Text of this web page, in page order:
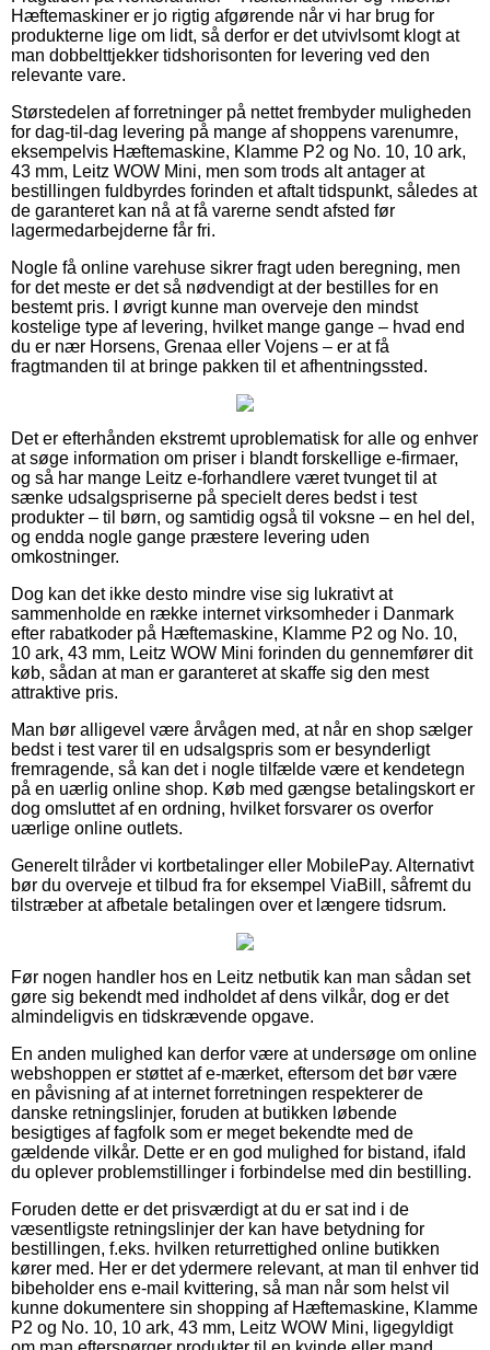
Hæftemaskiner er jo rigtig afgørende når vi har brug for
produkterne lige om lidt, så derfor er det utvivlsomt klogt at
man dobbelttjekker tidshorisonten for levering ved den
relevante vare.
Størstedelen af forretninger på nettet frembyder muligheden
for dag-til-dag levering på mange af shoppens varenumre,
eksempelvis Hæftemaskine, Klamme P2 og No. 10, 10 ark,
43 mm, Leitz WOW Mini, men som trods alt antager at
bestillingen fuldbyrdes forinden et aftalt tidspunkt, således at
de garanteret kan nå at få varerne sendt afsted før
lagermedarbejderne får fri.
Nogle få online varehuse sikrer fragt uden beregning, men
for det meste er det så nødvendigt at der bestilles for en
bestemt pris. I øvrigt kunne man overveje den mindst
kostelige type af levering, hvilket mange gange – hvad end
du er nær Horsens, Grenaa eller Vojens – er at få
fragtmanden til at bringe pakken til et afhentningssted.
Det er efterhånden ekstremt uproblematisk for alle og enhver
at søge information om priser i blandt forskellige e-firmaer,
og så har mange Leitz e-forhandlere været tvunget til at
sænke udsalgspriserne på specielt deres bedst i test
produkter – til børn, og samtidig også til voksne – en hel del,
og endda nogle gange præstere levering uden
omkostninger.
Dog kan det ikke desto mindre vise sig lukrativt at
sammenholde en række internet virksomheder i Danmark
efter rabatkoder på Hæftemaskine, Klamme P2 og No. 10,
10 ark, 43 mm, Leitz WOW Mini forinden du gennemfører dit
køb, sådan at man er garanteret at skaffe sig den mest
attraktive pris.
Man bør alligevel være årvågen med, at når en shop sælger
bedst i test varer til en udsalgspris som er besynderligt
fremragende, så kan det i nogle tilfælde være et kendetegn
på en uærlig online shop. Køb med gængse betalingskort er
dog omsluttet af en ordning, hvilket forsvarer os overfor
uærlige online outlets.
Generelt tilråder vi kortbetalinger eller MobilePay. Alternativt
bør du overveje et tilbud fra for eksempel ViaBill, såfremt du
tilstræber at afbetale betalingen over et længere tidsrum.
Før nogen handler hos en Leitz netbutik kan man sådan set
gøre sig bekendt med indholdet af dens vilkår, dog er det
almindeligvis en tidskrævende opgave.
En anden mulighed kan derfor være at undersøge om online
webshoppen er støttet af e-mærket, eftersom det bør være
en påvisning af at internet forretningen respekterer de
danske retningslinjer, foruden at butikken løbende
besigtiges af fagfolk som er meget bekendte med de
gældende vilkår. Dette er en god mulighed for bistand, ifald
du oplever problemstillinger i forbindelse med din bestilling.
Foruden dette er det prisværdigt at du er sat ind i de
væsentligste retningslinjer der kan have betydning for
bestillingen, f.eks. hvilken returrettighed online butikken
kører med. Her er det ydermere relevant, at man til enhver tid
bibeholder ens e-mail kvittering, så man når som helst vil
kunne dokumentere sin shopping af Hæftemaskine, Klamme
P2 og No. 10, 10 ark, 43 mm, Leitz WOW Mini, ligegyldigt